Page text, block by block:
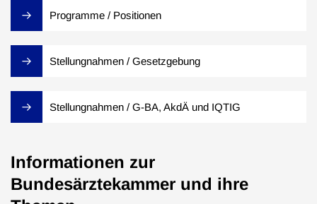
Programme / Positionen
Stellungnahmen / Gesetzgebung
Stellungnahmen / G-BA, AkdÄ und IQTIG
Informationen zur
Bundesärztekammer und ihre